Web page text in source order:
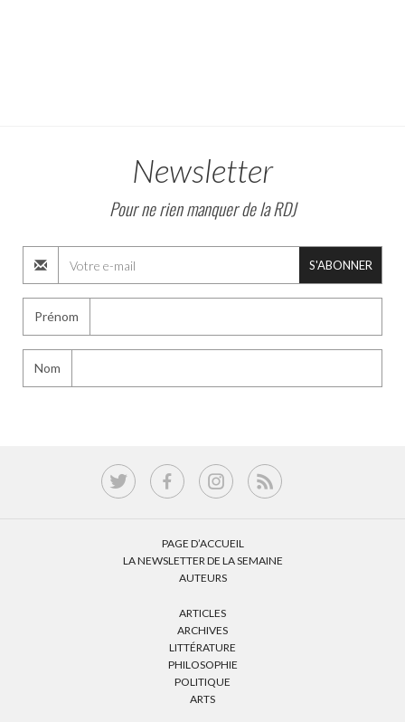
Newsletter
Pour ne rien manquer de la RDJ
S'ABONNER
Prénom
Nom
PAGE D’ACCUEIL
LA NEWSLETTER DE LA SEMAINE
AUTEURS
ARTICLES
ARCHIVES
LITTÉRATURE
PHILOSOPHIE
POLITIQUE
ARTS